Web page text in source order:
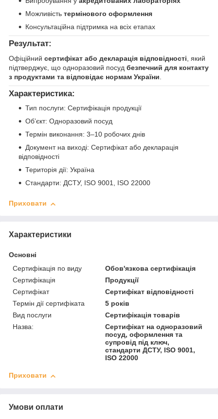
Можливість термінового оформлення
Консультаційна підтримка на всіх етапах
Результат:
Офіційний сертифікат або декларація відповідності , який
підтверджує, що одноразовий посуд безпечний для контакту
з продуктами та відповідає нормам України
Характеристика:
Тип послуги: Сертифікація продукції
Об’єкт: Одноразовий посуд
Термін виконання: 3–10 робочих днів
Документ на виході: Сертифікат або декларація
відповідності
Територія дії: Україна
Стандарти: ДСТУ, ISO 9001, ISO 22000
Приховати
Характеристики
Основні
Сертифікація по виду
Обов'язкова сертифікація
Сертифікація
Продукції
Сертифікат
Сертифікат відповідності
Термін дії сертифіката
5 років
Вид послуги
Сертифікація товарів
Назва:
Сертифікат на одноразовий
посуд, оформлення та
супровід під ключ,
стандарти ДСТУ, ISO 9001,
ISO 22000
Приховати
Умови оплати